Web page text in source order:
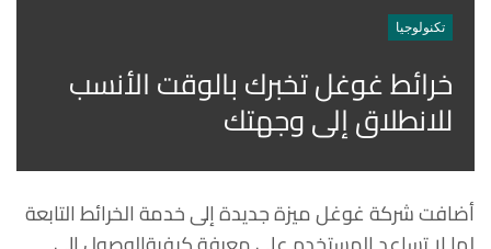
تكنولوجيا
خرائط غوغل تخبرك بالوقت الأنسب
للانطلاق إلى وجهتك
أضافت شركة غوغل ميزة جديدة إلى خدمة الخرائط التابعة